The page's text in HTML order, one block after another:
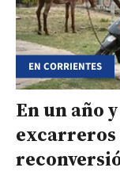
EN CORRIENTES
En un año
excarreros